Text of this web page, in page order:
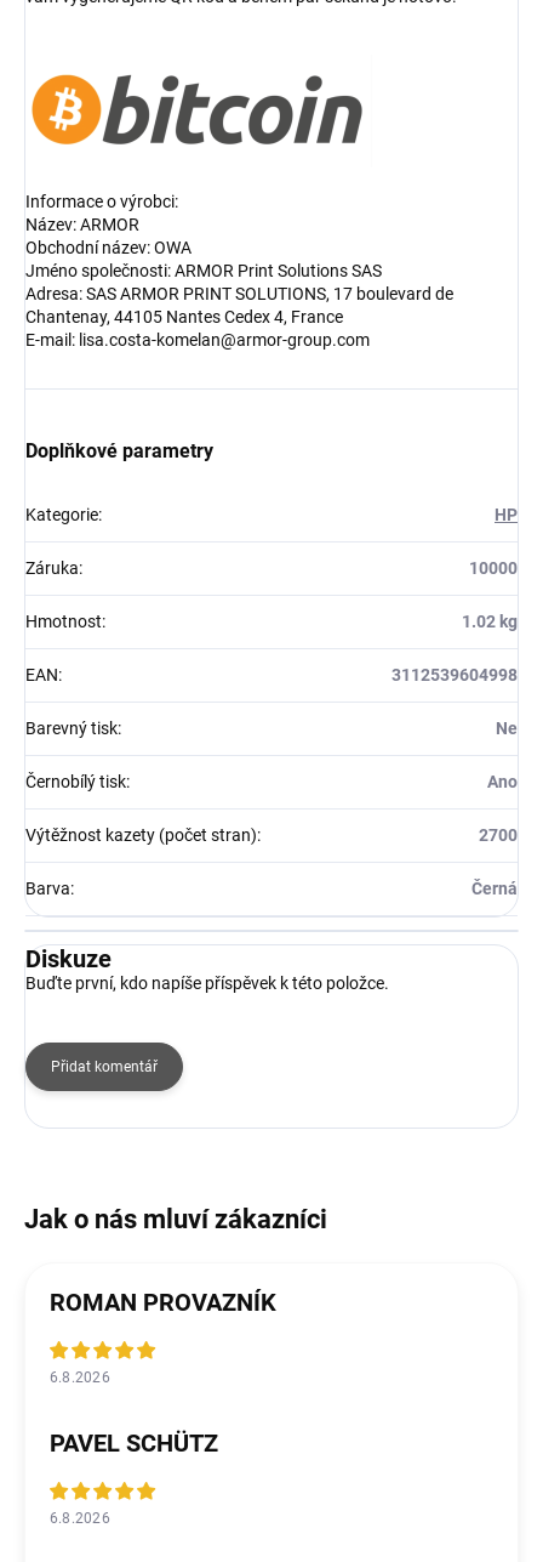
Informace o výrobci:
Název: ARMOR
Obchodní název: OWA
Jméno společnosti: ARMOR Print Solutions SAS
Adresa: SAS ARMOR PRINT SOLUTIONS, 17 boulevard de
Chantenay, 44105 Nantes Cedex 4, France
E-mail: lisa.costa-komelan@armor-group.com
Doplňkové parametry
Kategorie: HP
Záruka: 10000
Hmotnost: 1.02 kg
EAN: 3112539604998
Barevný tisk: Ne
Černobílý tisk: Ano
Výtěžnost kazety (počet stran): 2700
Barva: Černá
Diskuze
Buďte první, kdo napíše příspěvek k této položce.
Přidat komentář
ROMAN PROVAZNÍK
6.8.2026
PAVEL SCHÜTZ
6.8.2026